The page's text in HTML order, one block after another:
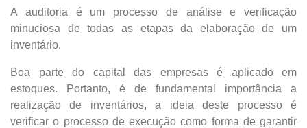
A auditoria é um processo de análise e verificação
minuciosa de todas as etapas da elaboração de um
inventário.
Boa parte do capital das empresas é aplicado em
estoques. Portanto, é de fundamental importância a
realização de inventários, a ideia deste processo é
verificar o processo de execução como forma de garantir